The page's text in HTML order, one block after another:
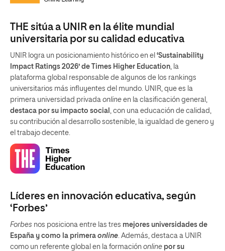
THE sitúa a UNIR en la élite mundial
universitaria por su calidad educativa
UNIR logra un posicionamiento histórico en el ‘Sustainability
Impact Ratings 2026’ de Times Higher Education, la
plataforma global responsable de algunos de los rankings
universitarios más influyentes del mundo. UNIR, que es la
primera universidad privada online en la clasificación general,
destaca por su impacto social , con una educación de calidad,
su contribución al desarrollo sostenible, la igualdad de genero y
el trabajo decente.
Líderes en innovación educativa, según
‘Forbes’
Forbes nos posiciona entre las tres mejores universidades de
España y como la primera online. Además, destaca a UNIR
como un referente global en la formación online por su